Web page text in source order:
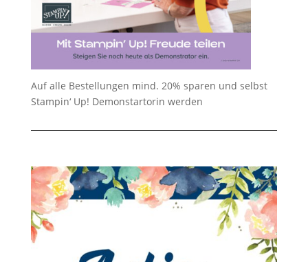
Auf alle Bestellungen mind. 20% sparen und selbst
Stampin‘ Up! Demonstartorin werden